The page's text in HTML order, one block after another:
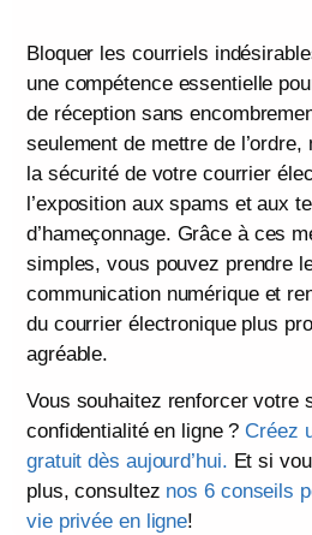
Bloquer les courriels
une compétence essentielle
de réception sans
seulement de mettre de l’ordre,
la sécurité de votre courrier
l’exposition aux spams et aux
d’hameçonnage. Grâce à ces
simples, vous pouvez prendre
communication numérique et
du courrier électronique plus
agréable.
Vous souhaitez renforcer votre
confidentialité en ligne ? Créez
gratuit dès aujourd’hui. Et si
plus, consultez nos 6 conseils
vie privée en ligne!